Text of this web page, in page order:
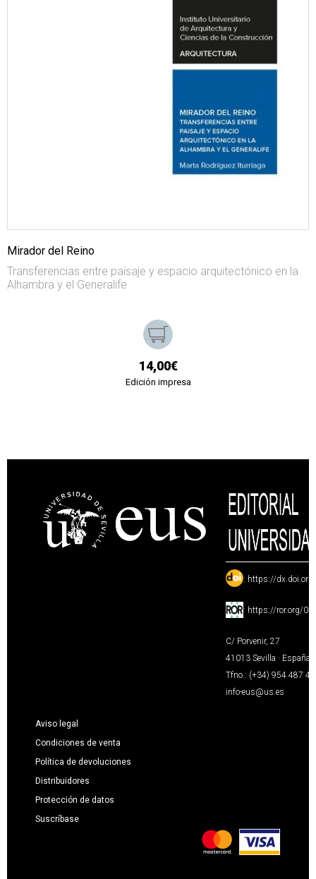
Mirador del Reino
Transferencias entre paisaje y espacio arquitectónico en la
Alhambra y el Generalife
14,00€
Edición impresa
: https://
: https://ror.org/
C/ Porvenir, 27
41013 Sevilla · España
Tfno.: (+34) 954 487
info-eus@us.es
Aviso legal
Condiciones de venta
Política de devoluciones
Distribuidores
Protección de datos
Suscríbase